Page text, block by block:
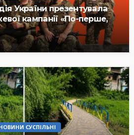
України презентувала
кампанії «По-перше,
СУСПІЛЬНІ